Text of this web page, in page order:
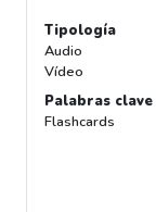
Tipología
Audio
Vídeo
Palabras clave
Flashcards